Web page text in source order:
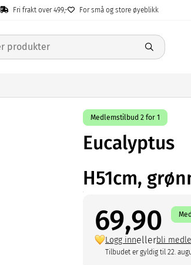
Fri frakt over 499,- For små og store øyeblikk
Medlemstilbud 2 for 1
Eucalyptus
H51cm,
69,90
Logg innellerbli
Tilbudet er gyldig til 22.